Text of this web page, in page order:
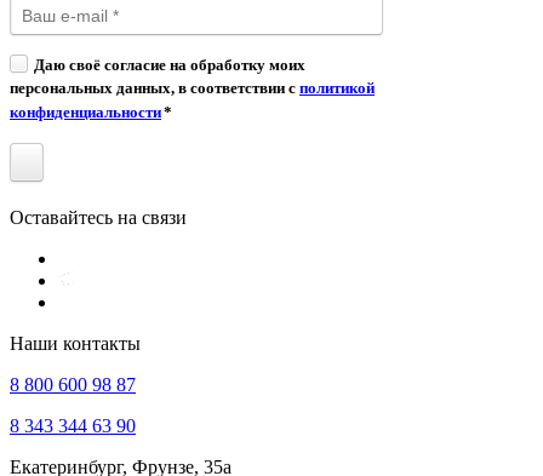
Даю своё согласие на обработку моих
персональных данных, в соответствии с политикой
конфиденциальности*
Оставайтесь на связи
Наши контакты
8 800 600 98 87
8 343 344 63 90
Екатеринбург, Фрунзе, 35а